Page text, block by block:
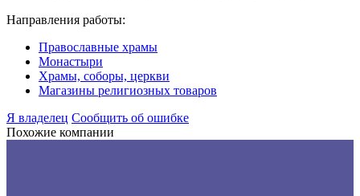
Направления работы:
Православные храмы
Монастыри
Храмы, соборы, церкви
Магазины религиозных товаров
Я владелец Сообщить об ошибке
Похожие компании